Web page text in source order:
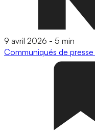
9 avril 2026 - 5 min
Communiqués de presse